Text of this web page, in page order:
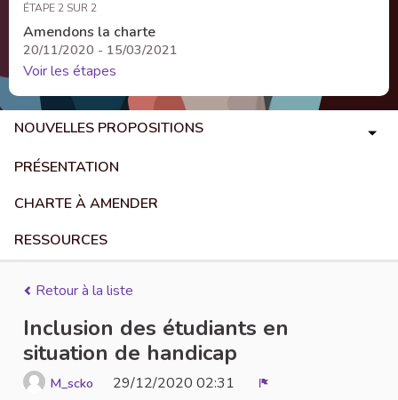
ÉTAPE 2 SUR 2
Amendons la charte
20/11/2020 - 15/03/2021
Voir les étapes
NOUVELLES PROPOSITIONS
PRÉSENTATION
CHARTE À AMENDER
RESSOURCES
Retour à la liste
Inclusion des étudiants en
situation de handicap
M_scko 29/12/2020 02:31